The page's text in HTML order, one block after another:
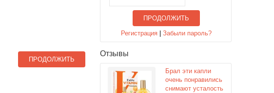
ПРОДОЛЖИТЬ
ПРОДОЛЖИТЬ
Регистрация |Забыли пароль?
Отзывы
Брал эти капли
очень понравились
снимают усталость